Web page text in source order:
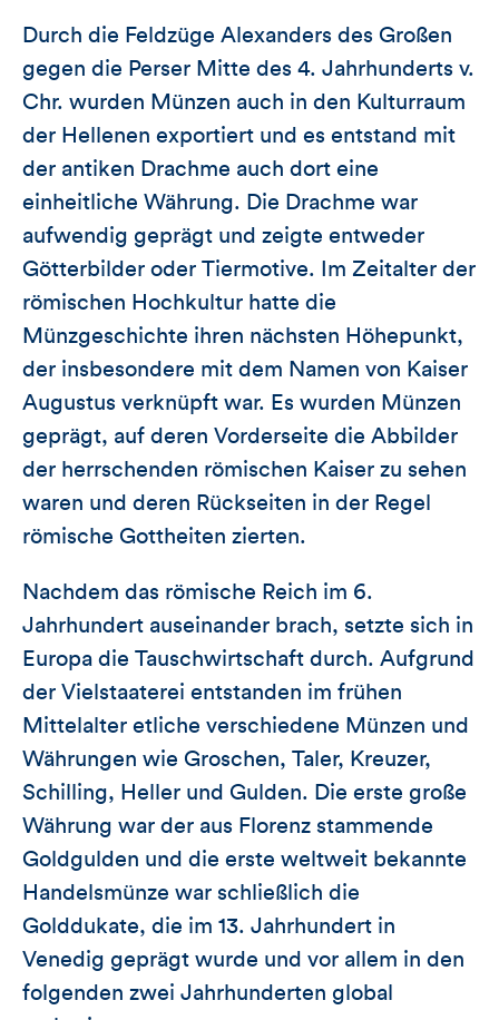
Durch die Feldzüge Alexanders des Großen
gegen die Perser Mitte des 4. Jahrhunderts v.
Chr. wurden Münzen auch in den Kulturraum
der Hellenen exportiert und es entstand mit
der antiken Drachme auch dort eine
einheitliche Währung. Die Drachme war
aufwendig geprägt und zeigte entweder
Götterbilder oder Tiermotive. Im Zeitalter der
römischen Hochkultur hatte die
Münzgeschichte ihren nächsten Höhepunkt,
der insbesondere mit dem Namen von Kaiser
Augustus verknüpft war. Es wurden Münzen
geprägt, auf deren Vorderseite die Abbilder
der herrschenden römischen Kaiser zu sehen
waren und deren Rückseiten in der Regel
römische Gottheiten zierten.
Nachdem das römische Reich im 6.
Jahrhundert auseinander brach, setzte sich in
Europa die Tauschwirtschaft durch. Aufgrund
der Vielstaaterei entstanden im frühen
Mittelalter etliche verschiedene Münzen und
Währungen wie Groschen, Taler, Kreuzer,
Schilling, Heller und Gulden. Die erste große
Währung war der aus Florenz stammende
Goldgulden und die erste weltweit bekannte
Handelsmünze war schließlich die
Golddukate, die im 13. Jahrhundert in
Venedig geprägt wurde und vor allem in den
folgenden zwei Jahrhunderten global